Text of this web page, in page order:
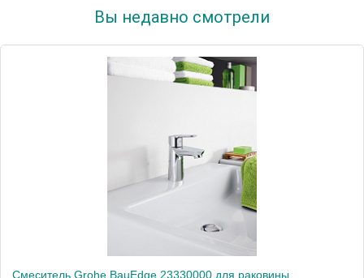
Вы недавно смотрели
Смеситель Grohe BauEdge 23330000 для раковины